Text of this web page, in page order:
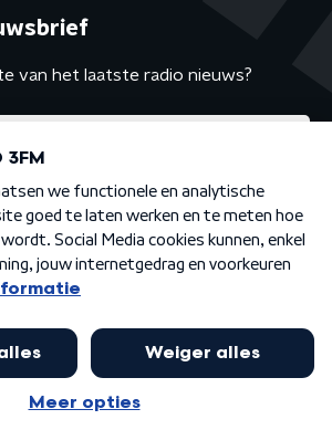
van het laatste radio nieuws?
Privacybeleid